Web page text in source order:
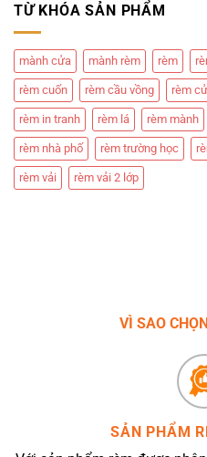
TỪ KHÓA SẢN PHẨM
mành cửa mành rèm rèm
rèm cuốn rèm cầu vồng rèm
rèm in tranh rèm lá rèm mành
rèm nhà phố rèm trường học
rèm vải rèm vải 2 lớp
VÌ SAO
SẢN PHẨM